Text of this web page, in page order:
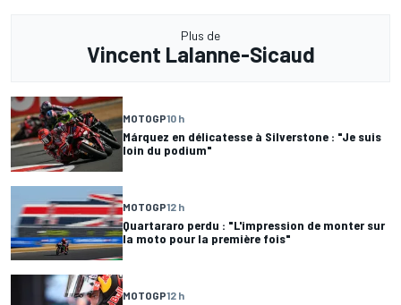
Plus de
Vincent Lalanne-Sicaud
MOTOGP10 h
Márquez en délicatesse à Silverstone : "Je suis
loin du podium"
MOTOGP12 h
Quartararo perdu : "L'impression de monter sur
la moto pour la première fois"
MOTOGP12 h